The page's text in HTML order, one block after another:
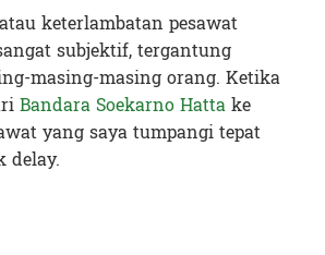
keterlambatan pesawat
subjektif, tergantung
masing-masing orang. Ketika
Bandara Soekarno Hattake
yang saya tumpangi tepat
delay.